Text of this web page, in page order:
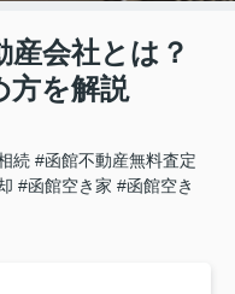
産会社とは？
方を解説
続 #函館不動産無料査定
#函館空き家 #函館空き